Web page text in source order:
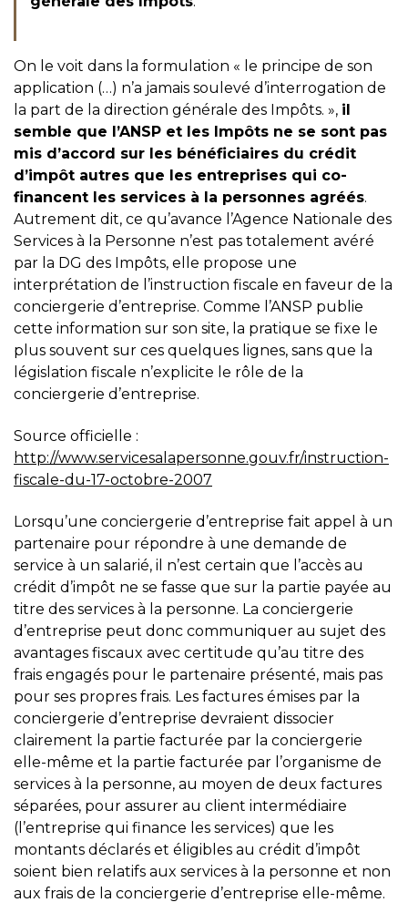
On le voit dans la formulation « le principe de son
application (…) n’a jamais soulevé d’interrogation de
la part de la direction générale des Impôts. », il
semble que l’ANSP et les Impôts ne se sont pas
mis d’accord sur les bénéficiaires du crédit
d’impôt autres que les entreprises qui co-
financent les services à la personnes agréés.
Autrement dit, ce qu’avance l’Agence Nationale des
Services à la Personne n’est pas totalement avéré
par la DG des Impôts, elle propose une
interprétation de l’instruction fiscale en faveur de la
conciergerie d’entreprise. Comme l’ANSP publie
cette information sur son site, la pratique se fixe le
plus souvent sur ces quelques lignes, sans que la
législation fiscale n’explicite le rôle de la
conciergerie d’entreprise.
Source officielle :
http://www.servicesalapersonne.gouv.fr/instruction-
fiscale-du-17-octobre-2007
Lorsqu’une conciergerie d’entreprise fait appel à un
partenaire pour répondre à une demande de
service à un salarié, il n’est certain que l’accès au
crédit d’impôt ne se fasse que sur la partie payée au
titre des services à la personne. La conciergerie
d’entreprise peut donc communiquer au sujet des
avantages fiscaux avec certitude qu’au titre des
frais engagés pour le partenaire présenté, mais pas
pour ses propres frais. Les factures émises par la
conciergerie d’entreprise devraient dissocier
clairement la partie facturée par la conciergerie
elle-même et la partie facturée par l’organisme de
services à la personne, au moyen de deux factures
séparées, pour assurer au client intermédiaire
(l’entreprise qui finance les services) que les
montants déclarés et éligibles au crédit d’impôt
soient bien relatifs aux services à la personne et non
aux frais de la conciergerie d’entreprise elle-même.